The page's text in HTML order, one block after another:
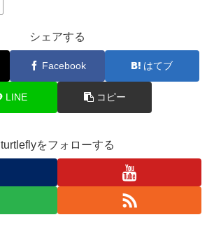
シェアする
Facebook はてブ
LINE コピー
turtleflyをフォローする